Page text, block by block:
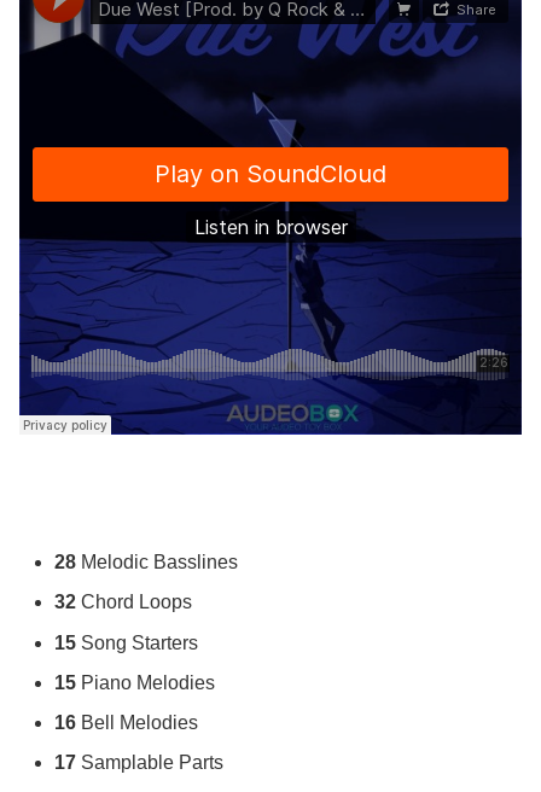
28 Melodic Basslines
32Chord Loops
15 Song Starters
15 Piano Melodies
16 Bell Melodies
17 Samplable Parts